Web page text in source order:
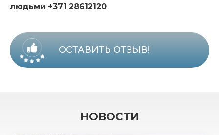
людьми +371 28612120
ОСТАВИТЬ ОТЗЫВ!
НОВОСТИ